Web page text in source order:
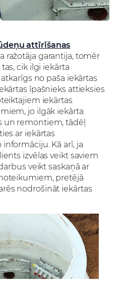
attīrīšanas
ražotāja garantija, tomēr
cik ilgi iekārta
no paša iekārtas
īpašnieks attieksies
iekārtas
jo ilgāk iekārta
un remontiem, tādēļ
ar iekārtas
Kā arī, ja
izvēlas veikt saviem
veikt saskaņā ar
pretējā
nodrošināt iekārtas